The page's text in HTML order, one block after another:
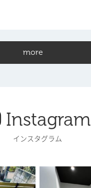
more
Instagram
インスタグラム